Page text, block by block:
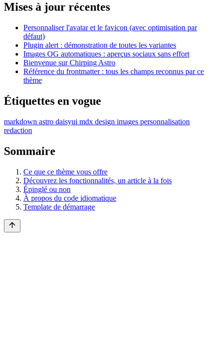
Mises à jour récentes
Personnaliser l'avatar et le favicon (avec optimisation par
défaut)
Plugin alert : démonstration de toutes les variantes
Images OG automatiques : aperçus sociaux sans effort
Bienvenue sur Chirping Astro
Référence du frontmatter : tous les champs reconnus par ce
thème
Étiquettes en vogue
markdown astro daisyui mdx design images personnalisation
redaction
Sommaire
Ce que ce thème vous offre
Découvrez les fonctionnalités, un article à la fois
Épinglé ou non
À propos du code idiomatique
Template de démarrage